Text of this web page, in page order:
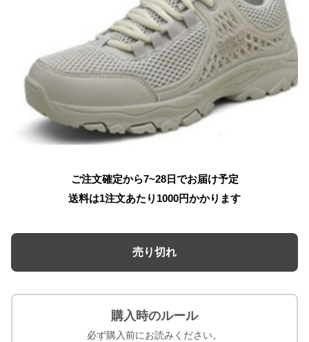
ご注文確定から7~28日でお届け予定
送料は1注文あたり 1000円かかります
売り切れ
購入時のルール
必ず購入前にお読みください。